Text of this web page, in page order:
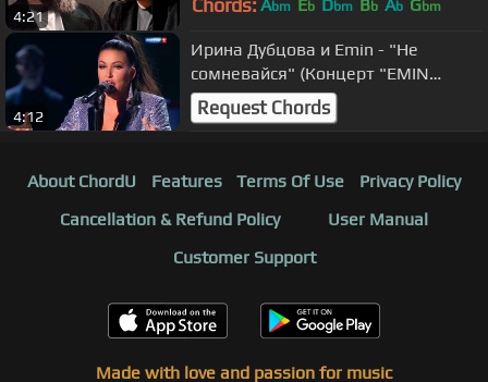
4:21
Chords: Abm Eb Dbm Bb Ab Gbm
4:12
Ирина Дубцова и Emin - "Не
сомневайся" (Концерт "EMIN
приглашает друзей")
Request Chords
About ChordU Features Terms Of Use
Privacy Policy
Cancellation & Refund Policy
User Manual
Customer Support
Made with love and passion for music